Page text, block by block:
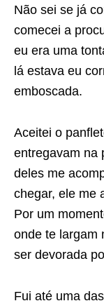
Não sei se já
comecei a
eu era uma
lá estava eu
emboscada.
Aceitei o
entregavam na
deles me
chegar, ele me
Por um
onde te largam
ser devorada
Fui até uma